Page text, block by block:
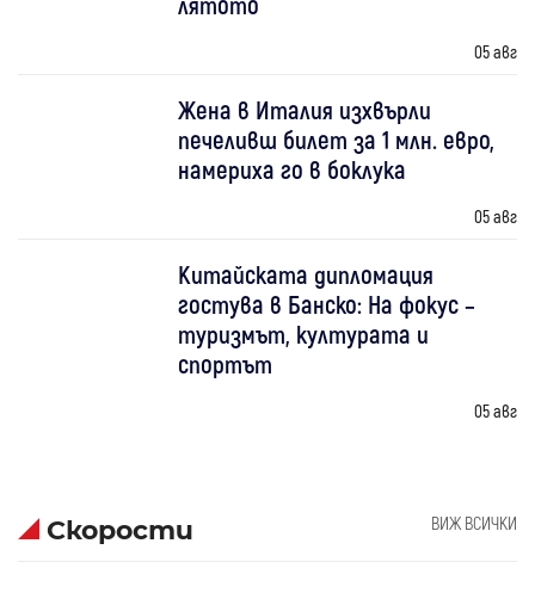
05 авг
Жена в Италия изхвърли
печеливш билет за 1 млн. евро,
намериха го в боклука
05 авг
Китайската дипломация
гостува в Банско: На фокус –
туризмът, културата и
спортът
05 авг
Скорости ВИЖ ВСИЧКИ